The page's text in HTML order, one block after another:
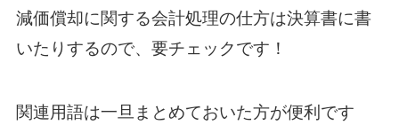
減価償却に関する会計処理の仕方は決算書に書
いたりするので、要チェックです！
関連用語は一旦まとめておいた方が便利です